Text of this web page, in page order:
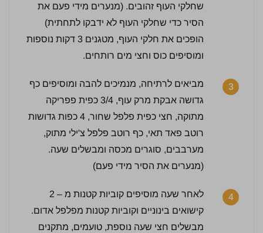
שחלקי העוף זהובים. (מנערים מידי פעם את
הסיר כדי שחלקי העוף לא ידבקו לתחתית)
הופכים את חלקי העוף, מטגנים 3 דקות נוספות
ומוסיפים כוס וחצי מים רותחים.
3
מביאים לרתיחה, מנמיכים להבה ומוסיפים כף
גדושה אבקת מרק עוף, 3/4 כפית פפריקה
מתוקה, חצי כפית פלפל שחור, 4 כפות גדושות
רוטב פאד תאי, כף רוטב פלפל צ'ילי מתוק,
מערבבים, סוגרים מכסה ומבשלים שעה.
(מנערים את הסיר מידי פעם)
4
לאחר שעה מוסיפים קוביות קטנות מ – 2
קישואים בינוניים וקוביות קטנות מפלפל אדום.
מבשלים חצי שעה נוספת, טועמים, מתקנים
4 / 5 | 1 מדרגים